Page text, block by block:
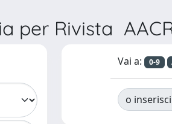
per Rivista
Vai a: 0-9
o